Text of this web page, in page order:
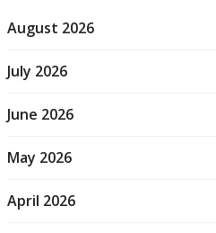
August 2026
July 2026
June 2026
May 2026
April 2026